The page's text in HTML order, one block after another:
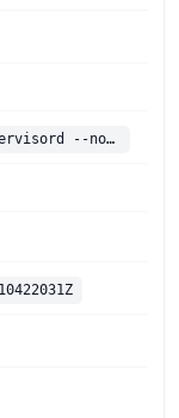
/init.sh /usr/bin/supervisord --nodaemon --configuration /etc/supervisord.conf